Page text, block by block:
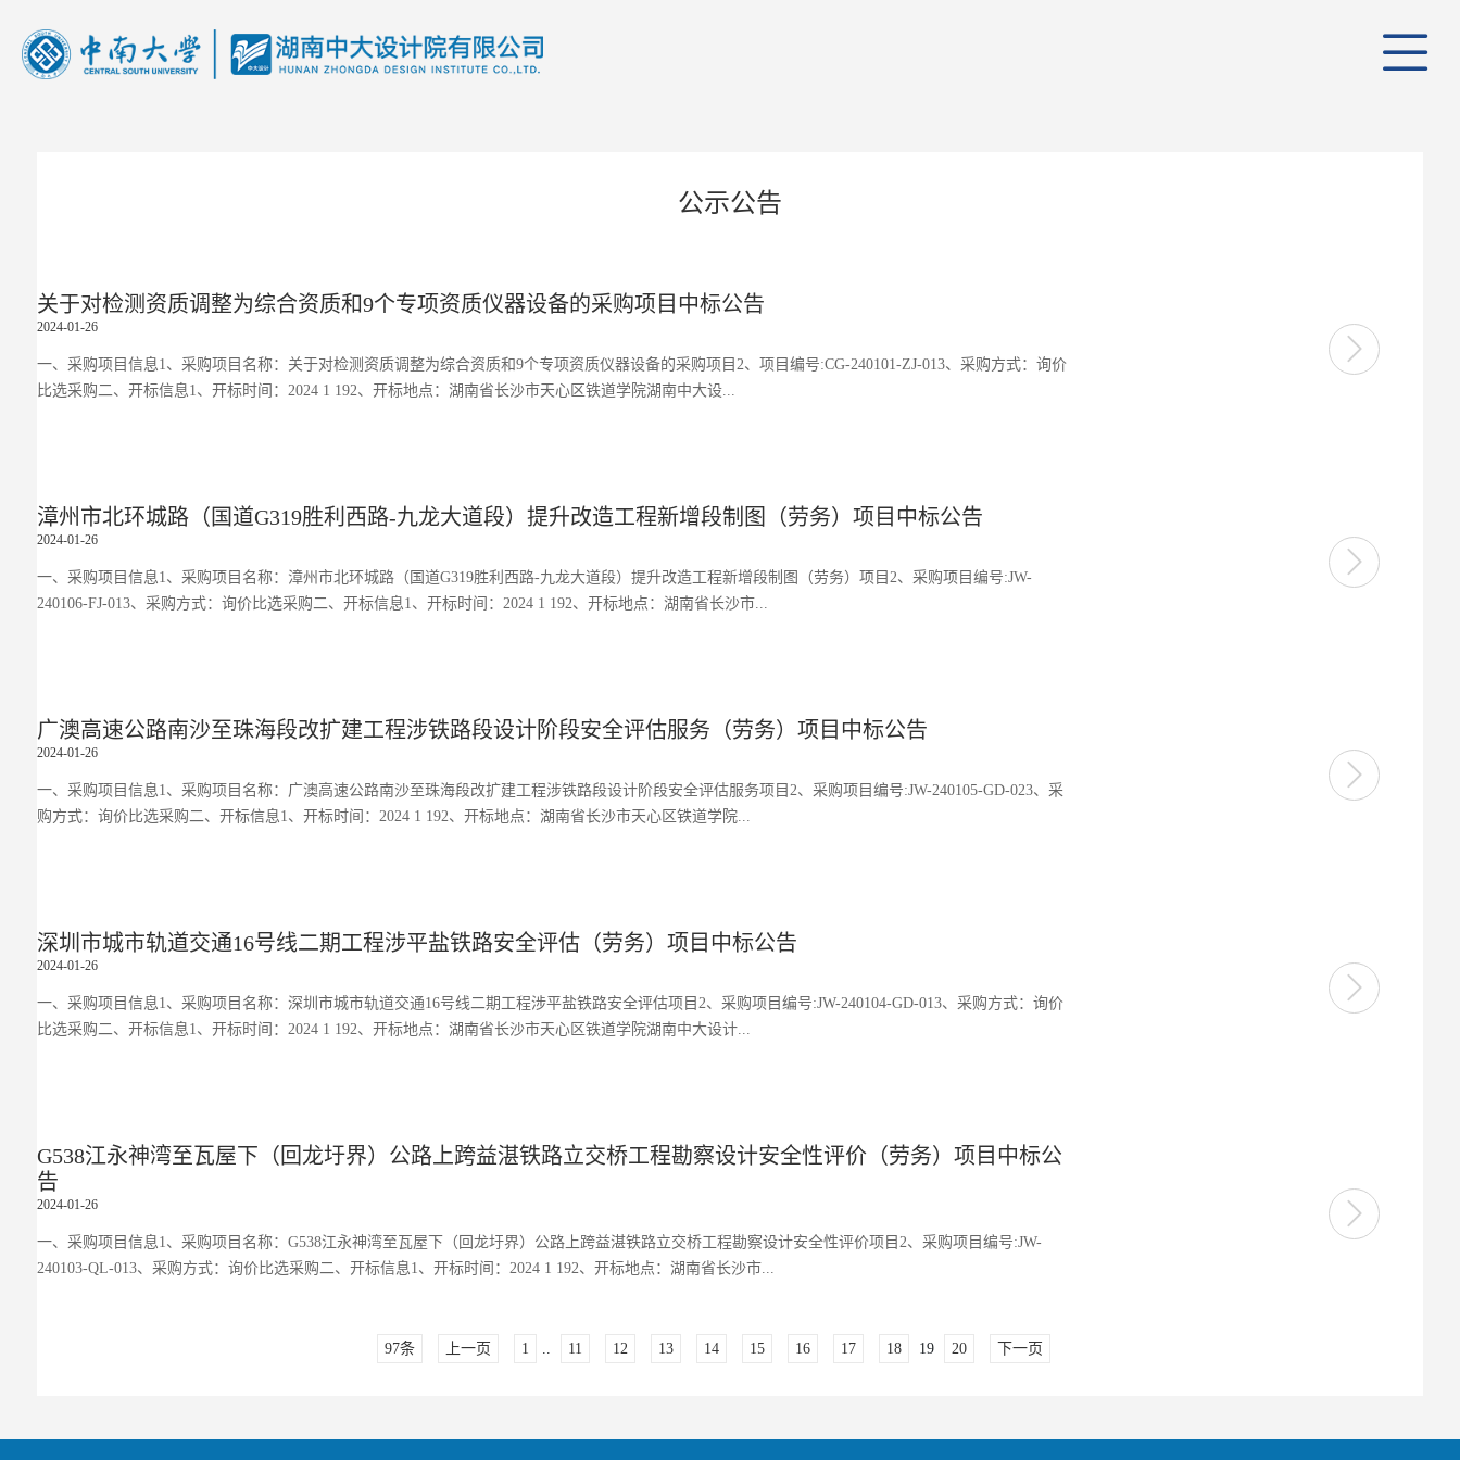
公示公告
关于对检测资质调整为综合资质和9个专项资质仪器设备的采购项目中标公告
2024-01-26
一、采购项目信息1、采购项目名称：关于对检测资质调整为综合资质和9个专项资质仪器设备的采购项目2、项目编号:CG-240101-ZJ-013、采购方式：询价
比选采购二、开标信息1、开标时间：2024 1 192、开标地点：湖南省长沙市天心区铁道学院湖南中大设...
漳州市北环城路（国道G319胜利西路-九龙大道段）提升改造工程新增段制图（劳务）项目中标公告
2024-01-26
一、采购项目信息1、采购项目名称：漳州市北环城路（国道G319胜利西路-九龙大道段）提升改造工程新增段制图（劳务）项目2、采购项目编号:JW-
240106-FJ-013、采购方式：询价比选采购二、开标信息1、开标时间：2024 1 192、开标地点：湖南省长沙市...
广澳高速公路南沙至珠海段改扩建工程涉铁路段设计阶段安全评估服务（劳务）项目中标公告
2024-01-26
一、采购项目信息1、采购项目名称：广澳高速公路南沙至珠海段改扩建工程涉铁路段设计阶段安全评估服务项目2、采购项目编号:JW-240105-GD-023、采
购方式：询价比选采购二、开标信息1、开标时间：2024 1 192、开标地点：湖南省长沙市天心区铁道学院...
深圳市城市轨道交通16号线二期工程涉平盐铁路安全评估（劳务）项目中标公告
2024-01-26
一、采购项目信息1、采购项目名称：深圳市城市轨道交通16号线二期工程涉平盐铁路安全评估项目2、采购项目编号:JW-240104-GD-013、采购方式：询价
比选采购二、开标信息1、开标时间：2024 1 192、开标地点：湖南省长沙市天心区铁道学院湖南中大设计...
G538江永神湾至瓦屋下（回龙圩界）公路上跨益湛铁路立交桥工程勘察设计安全性评价（劳务）项目中标公
告
2024-01-26
一、采购项目信息1、采购项目名称：G538江永神湾至瓦屋下（回龙圩界）公路上跨益湛铁路立交桥工程勘察设计安全性评价项目2、采购项目编号:JW-
240103-QL-013、采购方式：询价比选采购二、开标信息1、开标时间：2024 1 192、开标地点：湖南省长沙市...
97条 上一页 1 .. 11 12 13 14 15 16 17 18 19 20 下一页